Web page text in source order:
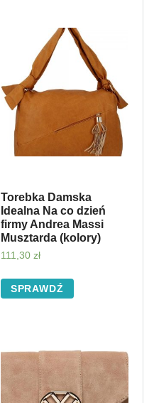
Torebka Damska
Idealna Na co dzień
firmy Andrea Massi
Musztarda (kolory)
111,30 zł
SPRAWDŹ